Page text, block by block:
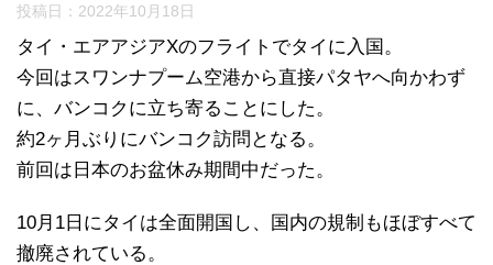
投稿日： 2022年10月18日
タイ・エアアジアXのフライトでタイに入国。
今回はスワンナプーム空港から直接パタヤへ向かわず
に、バンコクに立ち寄ることにした。
約2ヶ月ぶりにバンコク訪問となる。
前回は日本のお盆休み期間中だった。
10月1日にタイは全面開国し、国内の規制もほぼすべて
撤廃されている。